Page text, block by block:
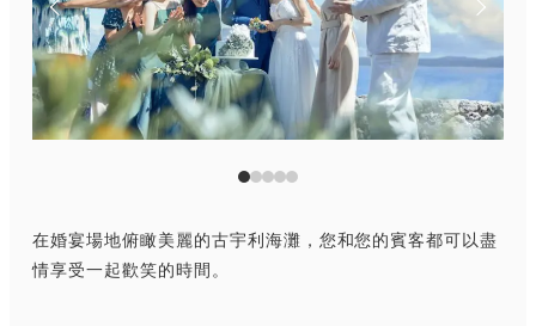
在婚宴場地俯瞰美麗的古宇利海灘，您和您的賓客都可以盡
情享受一起歡笑的時間。